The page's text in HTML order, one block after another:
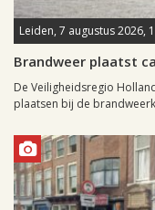
Leiden, 7 augustus 2026,
Brandweer plaatst
De Veiligheidsregio
plaatsen bij de